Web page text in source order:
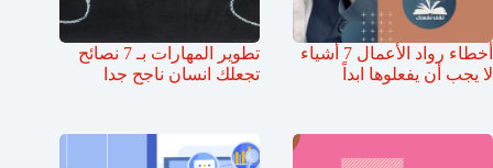
أخطاء رواد الأعمال 7 أشياء
لا يجب أن يفعلوها ابداً
تطوير المهارات بـ 7 نصائح
تجعلك انسان ناجح جدا